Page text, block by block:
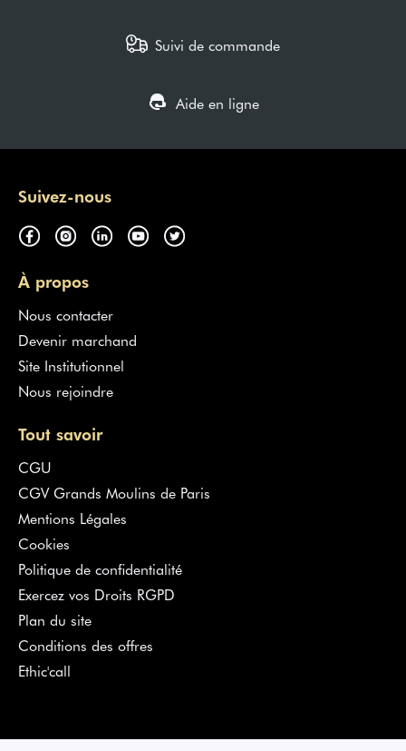
Suivi de commande
Aide en ligne
Suivez-nous
À propos
Nous contacter
Devenir marchand
Site Institutionnel
Nous rejoindre
Tout savoir
CGU
CGV Grands Moulins de Paris
Mentions Légales
Cookies
Politique de confidentialité
Exercez vos Droits RGPD
Plan du site
Conditions des offres
Ethic'call